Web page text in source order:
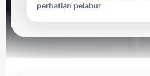
perhatian pelabur